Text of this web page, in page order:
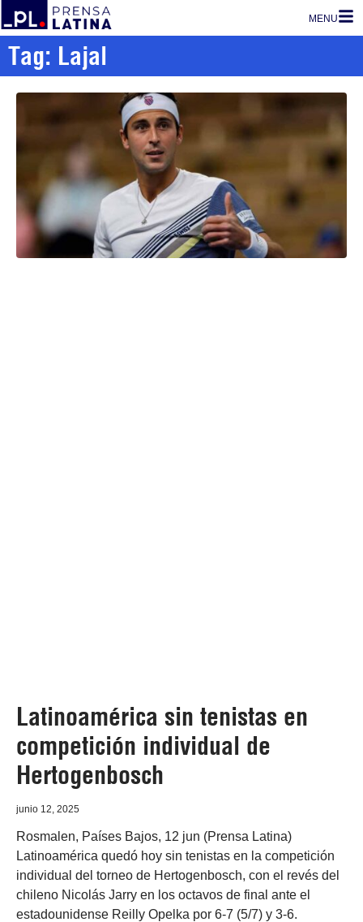
MENU
Tag: Lajal
Latinoamérica sin tenistas en
competición individual de
Hertogenbosch
junio 12, 2025
Rosmalen, Países Bajos, 12 jun (Prensa Latina)
Latinoamérica quedó hoy sin tenistas en la competición
individual del torneo de Hertogenbosch, con el revés del
chileno Nicolás Jarry en los octavos de final ante el
estadounidense Reilly Opelka por 6-7 (5/7) y 3-6.